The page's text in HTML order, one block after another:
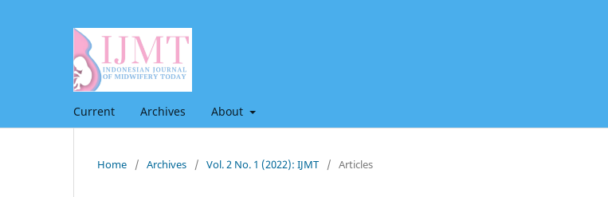
Current Archives About
Home / Archives / Vol. 2 No. 1 (2022): IJMT / Articles